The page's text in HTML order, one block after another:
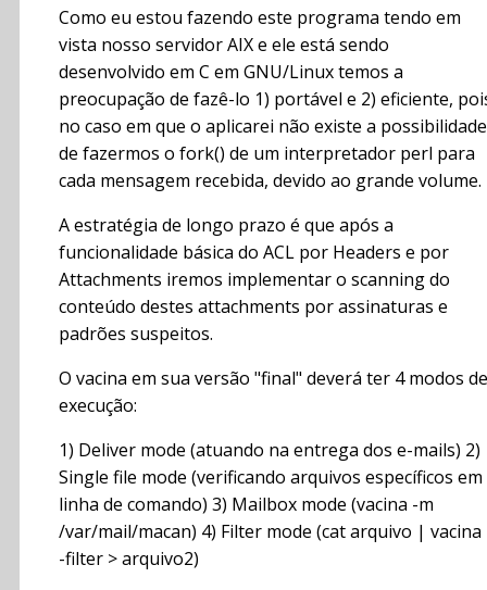
Como eu estou fazendo este programa tendo em
vista nosso servidor AIX e ele está sendo
desenvolvido em C em GNU/Linux temos a
preocupação de fazê-lo 1) portável e 2) eficiente,
no caso em que o aplicarei não existe a possibilidade
de fazermos o fork() de um interpretador perl para
cada mensagem recebida, devido ao grande volume.
A estratégia de longo prazo é que após a
funcionalidade básica do ACL por Headers e por
Attachments iremos implementar o scanning do
conteúdo destes attachments por assinaturas e
padrões suspeitos.
O vacina em sua versão "final" deverá ter 4 modos de
execução:
1) Deliver mode (atuando na entrega dos e-mails) 2)
Single file mode (verificando arquivos específicos em
linha de comando) 3) Mailbox mode (vacina -m
/var/mail/macan) 4) Filter mode (cat arquivo | vacina
-filter > arquivo2)